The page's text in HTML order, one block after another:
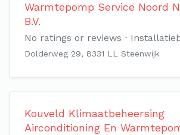
Warmtepomp Service Noord
B.V.
No ratings or reviews
Dolderweg 29, 8331 LL Steenwijk
Kouveld Klimaatbeheersing
Airconditioning En